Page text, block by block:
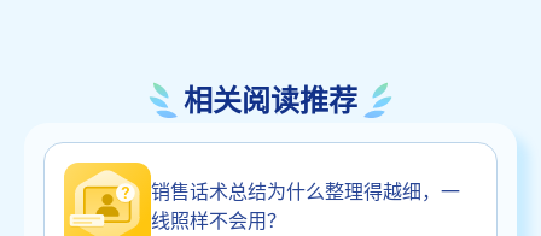
相关阅读推荐
销售话术总结为什么整理得越细，一
线照样不会用？